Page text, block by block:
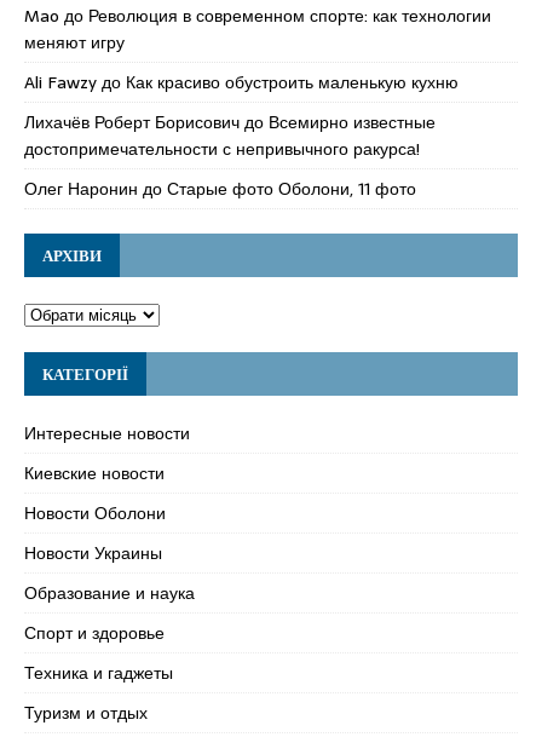
Mao до Революция в современном спорте: как технологии
меняют игру
Ali Fawzyдо Как красиво обустроить маленькую кухню
Лихачёв Роберт Борисовичдо Всемирно известные
достопримечательности с непривычного ракурса!
Олег Наронин доСтарые фото Оболони, 11 фото
АРХІВИ
КАТЕГОРІЇ
Интересные новости
Киевские новости
Новости Оболони
Новости Украины
Образование и наука
Спорт и здоровье
Техника и гаджеты
Туризм и отдых